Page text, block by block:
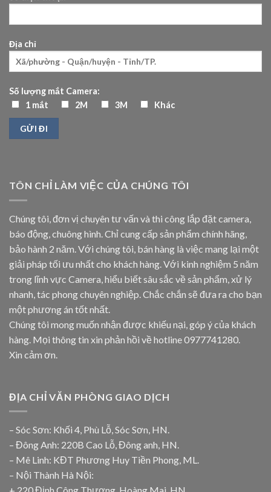
Địa chỉ
Số lượng mắt Camera:
1 mắt
2M 3M Khác
TÔN CHỈ LÀM VIỆC CỦA CHÚNG TÔI
Chúng tôi, đơn vị chuyên tư vấn và thi công lắp đặt camera,
báo động, chuông hình. Chỉ cung cấp sản phẩm chính hãng,
bảo hành 2 năm. Với chúng tôi, bán hàng là việc mang lại một
giải pháp tối ưu nhất cho khách hàng. Với kinh nghiệm 5 năm
trong lĩnh vực Camera, hiểu biết sâu sắc về sản phẩm, xử lý
nhanh, tác phong chuyên nghiệp. Chắc chắn sẽ đưa ra cho bạn
một phương án tốt nhất.
Chúng tôi mong muốn nhận được khiếu nại, góp ý của khách
hàng. Mọi thông tin xin phản hồi về hotline0977741280.
Xin cảm ơn.
ĐỊA CHỈ VĂN PHÒNG GIAO DỊCH
– Sóc Sơn: Khối 4, Phù Lỗ, Sóc Sơn, HN.
– Đông Anh: 220B Cao Lỗ, Đông anh, HN.
– Mê Linh: KĐT Phương Huy Tiền Phong, ML.
– Nội Thành Hà Nội: